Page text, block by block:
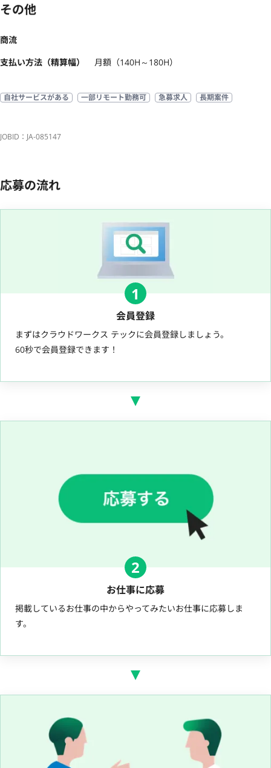
その他
商流
支払い方法（精算幅）
月額（140H～180H）
自社サービスがある 一部リモート勤務可 急募求人 長期案件
JOBID：JA-085147
応募の流れ
1
会員登録
まずはクラウドワークス テックに会員登録しましょう。
60秒で会員登録できます！
2
お仕事に応募
掲載しているお仕事の中からやってみたいお仕事に応募しま
す。